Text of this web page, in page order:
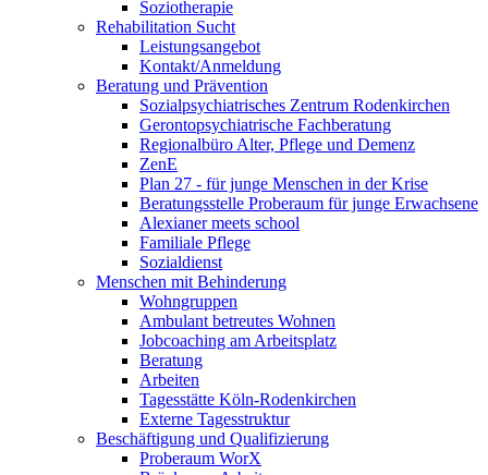
Soziotherapie
Rehabilitation Sucht
Leistungsangebot
Kontakt/Anmeldung
Beratung und Prävention
Sozialpsychiatrisches Zentrum Rodenkirchen
Gerontopsychiatrische Fachberatung
Regionalbüro Alter, Pflege und Demenz
ZenE
Plan 27 - für junge Menschen in der Krise
Beratungsstelle Proberaum für junge Erwachsene
Alexianer meets school
Familiale Pflege
Sozialdienst
Menschen mit Behinderung
Wohngruppen
Ambulant betreutes Wohnen
Jobcoaching am Arbeitsplatz
Beratung
Arbeiten
Tagesstätte Köln-Rodenkirchen
Externe Tagesstruktur
Beschäftigung und Qualifizierung
Proberaum WorX